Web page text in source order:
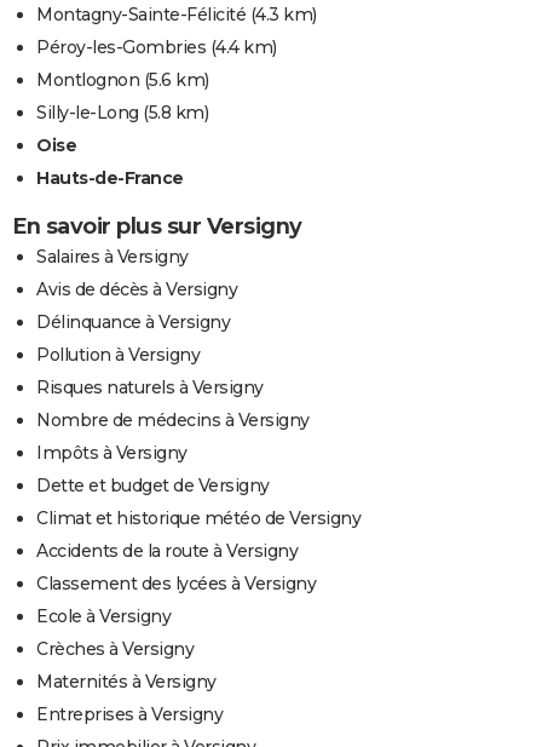
Montagny-Sainte-Félicité (4.3 km)
Péroy-les-Gombries (4.4 km)
Montlognon (5.6 km)
Silly-le-Long (5.8 km)
Oise
Hauts-de-France
En savoir plus sur Versigny
Salaires à Versigny
Avis de décès à Versigny
Délinquance à Versigny
Pollution à Versigny
Risques naturels à Versigny
Nombre de médecins à Versigny
Impôts à Versigny
Dette et budget de Versigny
Climat et historique météo de Versigny
Accidents de la route à Versigny
Classement des lycées à Versigny
Ecole à Versigny
Crèches à Versigny
Maternités à Versigny
Entreprises à Versigny